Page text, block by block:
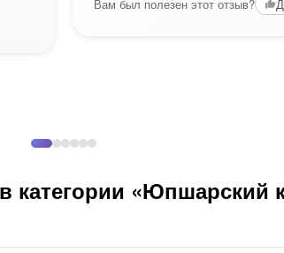
Вам был полезен этот отзыв?
категории «Юпшарский